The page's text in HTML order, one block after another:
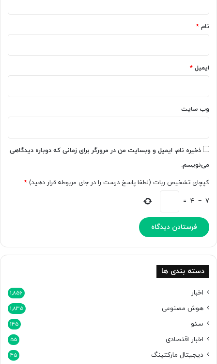
ی
س
ه‌
ع
د
ی
ع
م
ی
م
س
ز
د
م
ش
ا
ک
ن
ی
]
چ
ن
د
و
ز
د
گ
م
ت
ش
م
ش
و
نام *
ایمیل *
وب‌ سایت
ذخیره نام، ایمیل و وبسایت من در مرورگر برای زمانی که دوباره دیدگاهی
می‌نویسم.
کپچای تشخیص ربات (لطفا پاسخ درست را در جای مربوطه قرار دهید) *
7
−
4
=
دسته بندی ها
اخبار 1,856
هوش مصنوعی 1,835
سئو 145
اخبار اقتصادی 55
دیجیتال مارکتینگ 45